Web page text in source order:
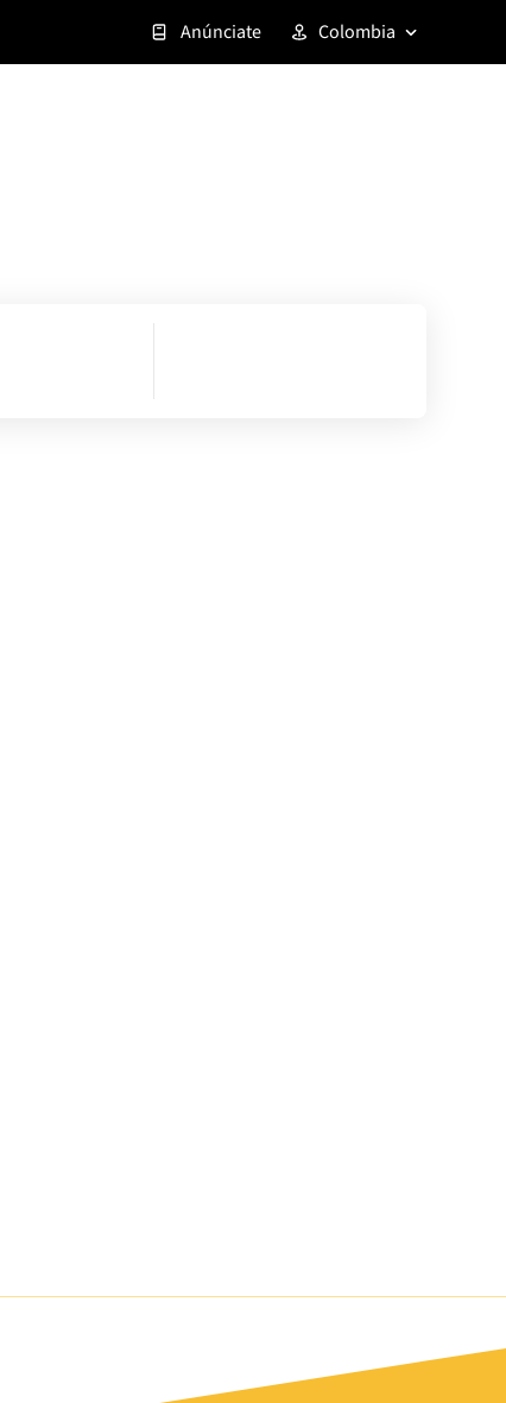
Anúnciate Colombia